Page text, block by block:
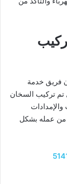
فريق خدمة
تم تركيب السخان
من عمله بشكل